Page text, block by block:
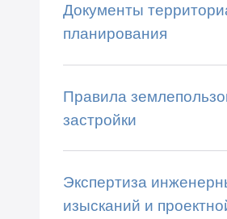
Документы
планирования
Правила
застройки
Экспертиза
изысканий и